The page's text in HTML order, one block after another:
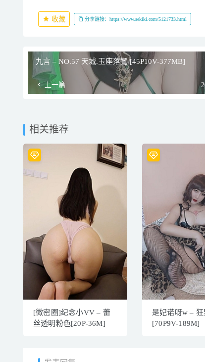
收藏 分享链接：https://www.sekiki.com/5121733.html
九言 – NO.57 天城.玉座落鸞 [45P10V-377MB]
上一篇
相关推荐
[微密圈]纪念小VV – 蕾
丝透明粉色[20P-36M]
是妃诺呀w – 狂
[70P9V-189M]